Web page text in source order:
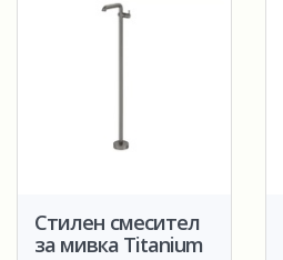
Стилен смесител
за мивка Titanium